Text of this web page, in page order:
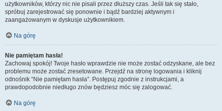
użytkowników, którzy nic nie pisali przez dłuższy czas. Jeśli tak się stało,
spróbuj zarejestrować się ponownie i bądź bardziej aktywnym i
zaangażowanym w dyskusje użytkownikiem.
Na górę
Nie pamiętam hasła!
Zachowaj spokój! Twoje hasło wprawdzie nie może zostać odzyskane, ale bez
problemu może zostać zresetowane. Przejdź na stronę logowania i kliknij
odnośnik “Nie pamiętam hasła”. Postępuj zgodnie z instrukcjami, a
prawdopodobnie niedługo znów będziesz móc się zalogować.
Na górę